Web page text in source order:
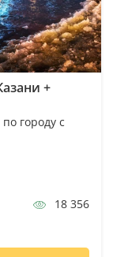
+
городу с
18 356